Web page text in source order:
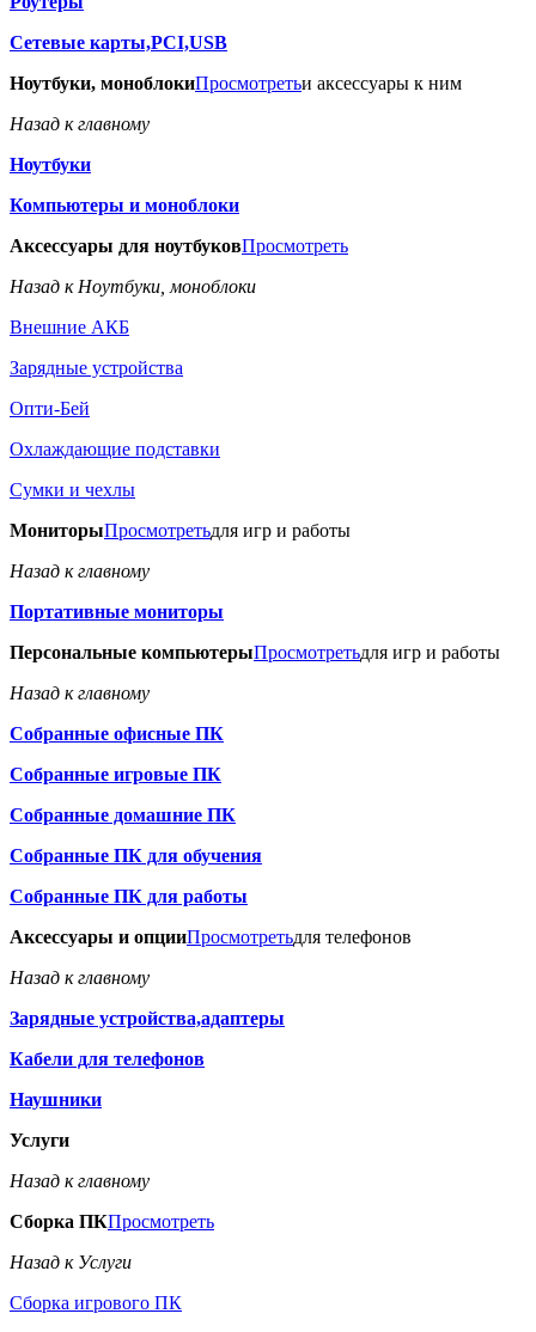
Сетевые карты,PCI,USB
Ноутбуки, моноблокиПросмотретьи аксессуары к ним
Назад к главному
Ноутбуки
Компьютеры и моноблоки
Аксессуары для ноутбуковПросмотреть
Назад к Ноутбуки, моноблоки
Внешние АКБ
Зарядные устройства
Опти-Бей
Охлаждающие подставки
Сумки и чехлы
МониторыПросмотретьдля игр и работы
Назад к главному
Портативные мониторы
Персональные компьютерыПросмотретьдля игр и работы
Назад к главному
Собранные офисные ПК
Собранные игровые ПК
Собранные домашние ПК
Собранные ПК для обучения
Собранные ПК для работы
Аксессуары и опцииПросмотретьдля телефонов
Назад к главному
Зарядные устройства,адаптеры
Кабели для телефонов
Наушники
Услуги
Назад к главному
Сборка ПКПросмотреть
Назад к Услуги
Сборка игрового ПК